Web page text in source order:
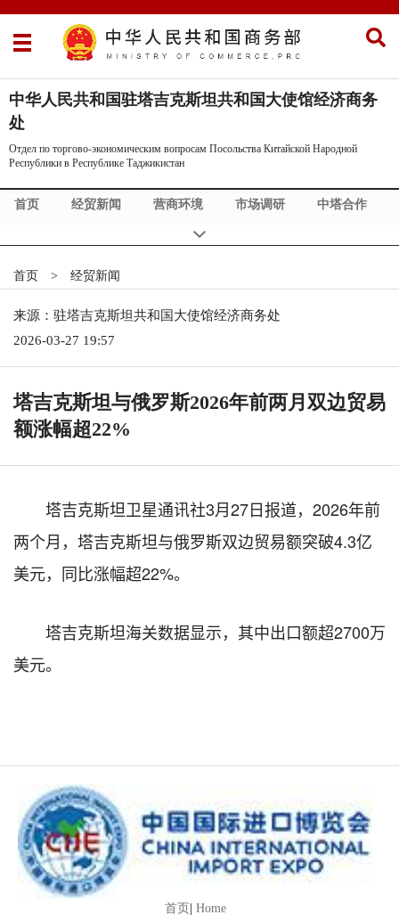
中华人民共和国驻塔吉克斯坦共和国大使馆经济商务
处
Отдел по торгово-экономическим вопросам Посольства Китайской Народной
Республики в Республике Таджикистан
首页 经贸新闻 营商环境 市场调研 中塔合作
Коммерческие новости Китая
首页 > 经贸新闻
来源：驻塔吉克斯坦共和国大使馆经济商务处
2026-03-27 19:57
塔吉克斯坦与俄罗斯2026年前两月双边贸易
额涨幅超22%
塔吉克斯坦卫星通讯社3月27日报道，2026年前
两个月，塔吉克斯坦与俄罗斯双边贸易额突破4.3亿
美元，同比涨幅超22%。
塔吉克斯坦海关数据显示，其中出口额超2700万
美元。
首页| Home